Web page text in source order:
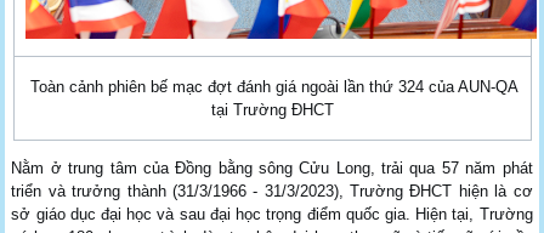
Toàn cảnh phiên bế mạc đợt đánh giá ngoài lần thứ 324 của AUN-QA
tại Trường ĐHCT
Nằm ở trung tâm của Đồng bằng sông Cửu Long, trải qua 57 năm phát
triển và trưởng thành (31/3/1966 - 31/3/2023), Trường ĐHCT hiện là cơ
sở giáo dục đại học và sau đại học trọng điểm quốc gia. Hiện tại, Trường